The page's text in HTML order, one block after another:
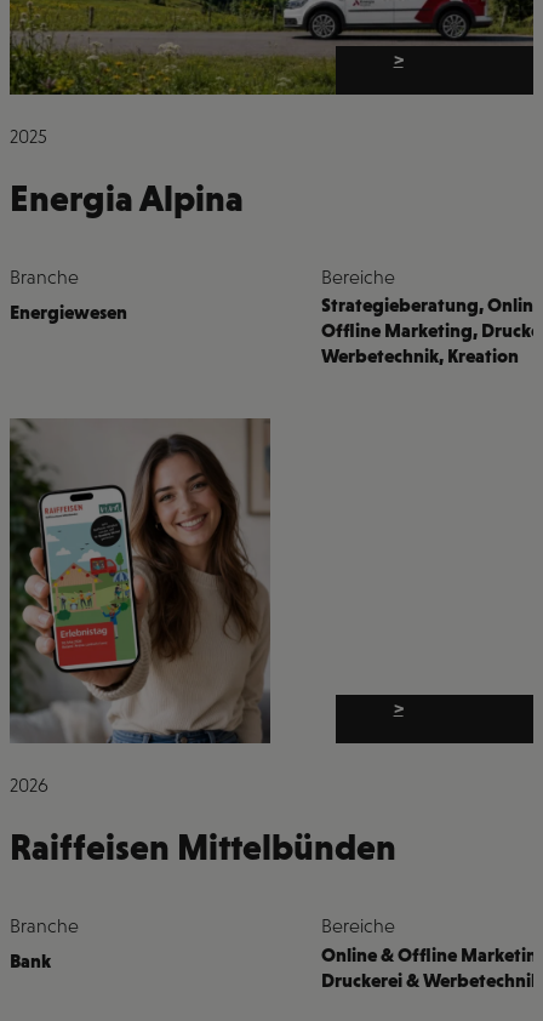
>
2025
Energia Alpina
Branche
Energiewesen
Bereiche
Strategieberatung,
Offline Marketing,
Werbetechnik, Kreation
>
2026
Raiffeisen Mittelbünden
Branche
Bank
Bereiche
Online & Offline
Druckerei & Werbetechnik